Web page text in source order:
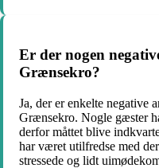
Er der nogen
Grænsekro?
Ja, der er enkelte negative
Grænsekro. Nogle gæster
derfor måttet blive
har været utilfredse med
stressede og lidt